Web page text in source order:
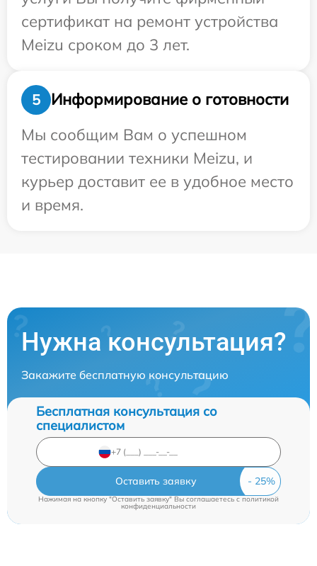
сертификат на ремонт устройства
Meizu сроком до 3 лет.
5
Информирование о готовности
Мы сообщим Вам о успешном
тестировании техники Meizu, и
курьер доставит ее в удобное место
и время.
Нужна консультация?
Закажите бесплатную консультацию
Бесплатная консультация со
специалистом
Оставить заявку
Нажимая на кнопку "Оставить заявку" Вы соглашаетесь cполитикой
конфиденциальности